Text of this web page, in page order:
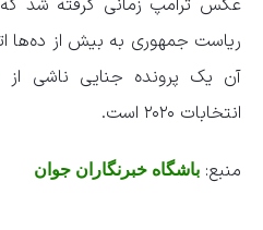
عکس ترامپ زمانی گرفته شد که
ریاست جمهوری به بیش از ده‌ها
آن یک پرونده جنایی ناشی از
انتخابات ۲۰۲۰ است.
منبع: باشگاه خبرنگاران جوان